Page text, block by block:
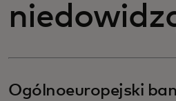
Ogólnoeuropejski